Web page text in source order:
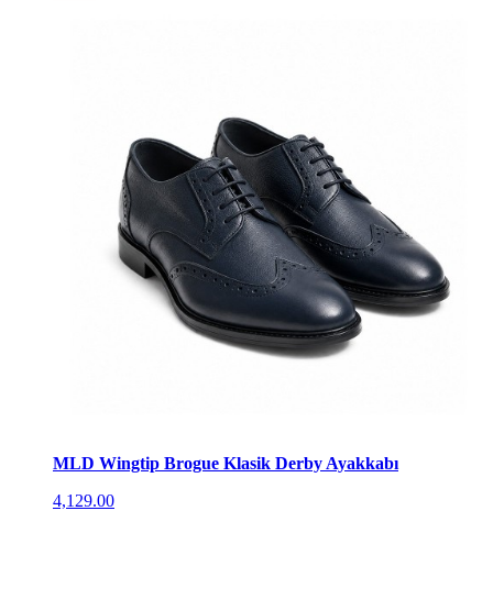
MLD Wingtip Brogue Klasik Derby Ayakkabı
4,129.00